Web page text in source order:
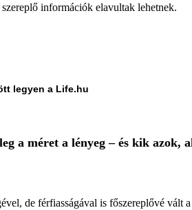
információk elavultak lehetnek.
legyen a Life.hu
a méret a lényeg – és kik
de férfiasságával is főszereplővé